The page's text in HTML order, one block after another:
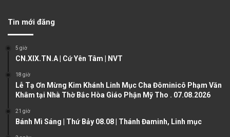
u
p
Tin mới đăng
5 giờ
CN.XIX.TN.A | Cứ Yên Tâm | NVT
18 giờ
Lễ Tạ Ơn Mừng Kim Khánh Linh Mục Cha Đôminicô Phạm Văn
Khâm tại Nhà Thờ Bắc Hòa Giáo Phận Mỹ Tho . 07.08.2026
21 giờ
Bánh Mì Sáng | Thứ Bảy 08.08 | Thánh Đaminh, Linh mục